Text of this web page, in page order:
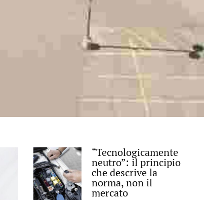
“Tecnologicamente
neutro”: il principio
che descrive la
norma, non il
mercato